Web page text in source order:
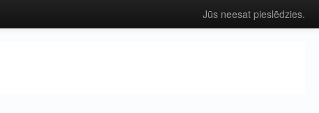
Jūs neesat pieslēdzies.